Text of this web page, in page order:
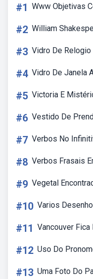
#1 Www Objetivas
#2 William
#3 Vidro De
#4 Vidro De Janela
#5 Victoria E
#6 Vestido De
#7 Verbos No
#8 Verbos Frasais
#9 Vegetal
#10 Varios
#11 Vancouver Fica
#12 Uso Do
#13 Uma Foto Do